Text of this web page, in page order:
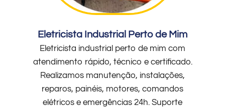
Eletricista Industrial Perto de Mim
Eletricista industrial perto de mim com
atendimento rápido, técnico e certificado.
Realizamos manutenção, instalações,
reparos, painéis, motores, comandos
elétricos e emergências 24h. Suporte